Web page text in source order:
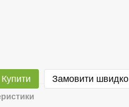
Купити Замовити швидко